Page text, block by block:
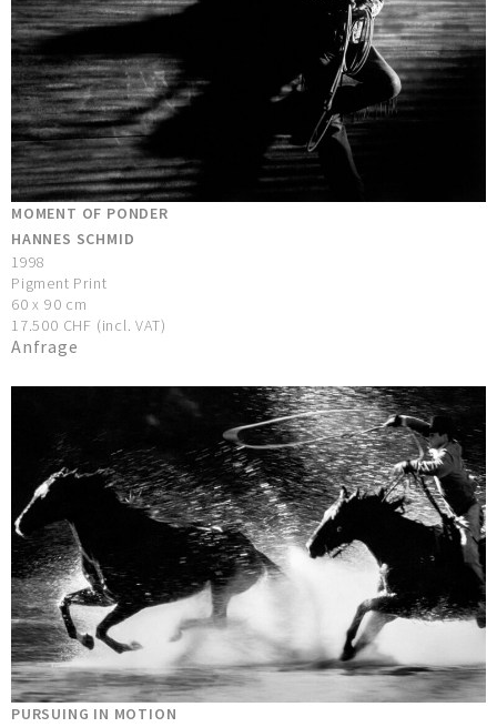
MOMENT OF PONDER
HANNES SCHMID
1998
Pigment Print
60 x 90 cm
17.500 CHF (incl. VAT)
Anfrage
PURSUING IN MOTION